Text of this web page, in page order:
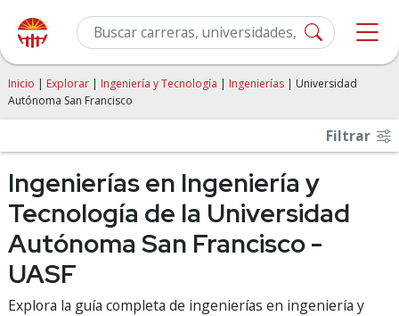
Inicio | Explorar | Ingeniería y Tecnología | Ingenierías | Universidad
Autónoma San Francisco
Filtrar
Ingenierías en Ingeniería y
Tecnología de la Universidad
Autónoma San Francisco -
UASF
Explora la guía completa de ingenierías en ingeniería y